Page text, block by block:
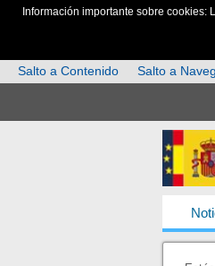
Información importante sobre
Salto a Contenido
Salto a